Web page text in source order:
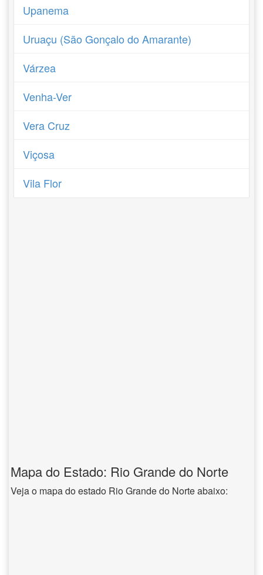
Upanema
Uruaçu (São Gonçalo do Amarante)
Várzea
Venha-Ver
Vera Cruz
Viçosa
Vila Flor
Mapa do Estado: Rio Grande do Norte
Veja o mapa do estado Rio Grande do Norte abaixo: